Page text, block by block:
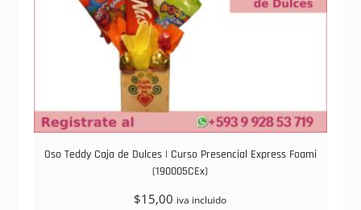
Oso Teddy Caja de Dulces | Curso Presencial Express Foami
(190005CEx)
$15,00 iva incluido